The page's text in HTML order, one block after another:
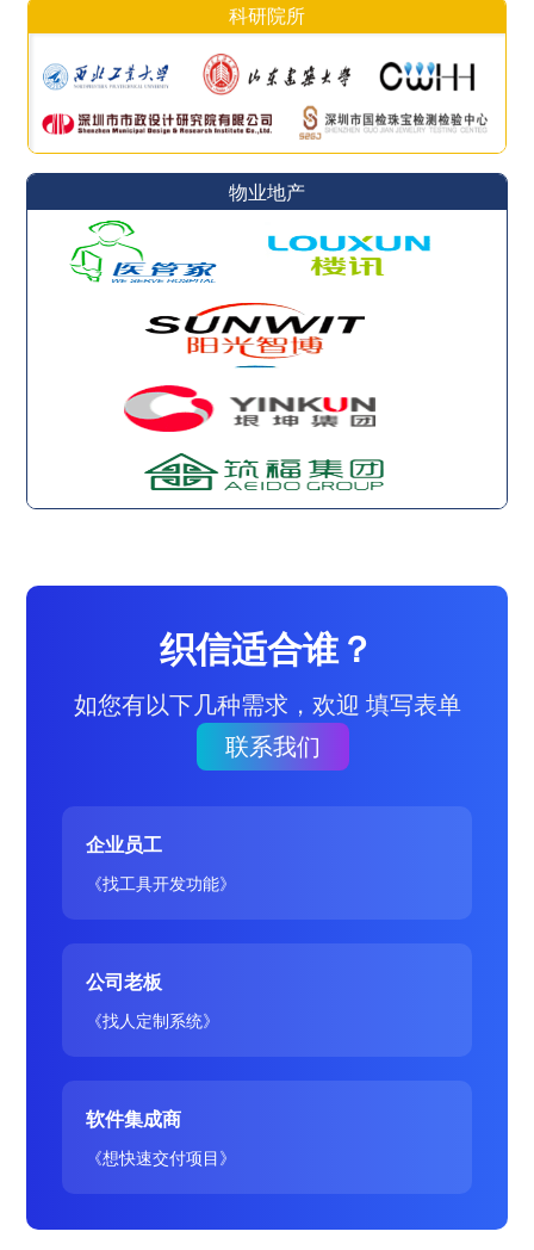
科研院所
物业地产
织信适合谁？
如您有以下几种需求，欢迎 填写表单
联系我们
企业员工
《找工具开发功能》
公司老板
《找人定制系统》
软件集成商
《想快速交付项目》